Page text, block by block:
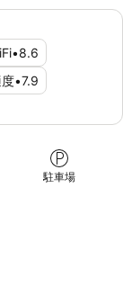
•8.6
•7.9
駐車場